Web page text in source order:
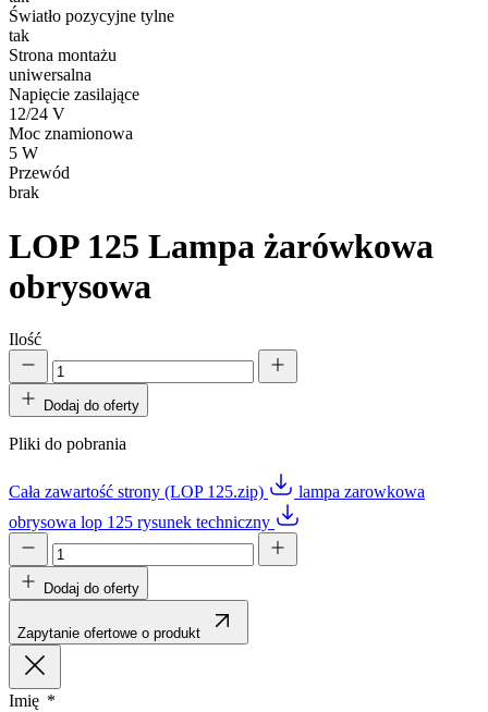
Światło pozycyjne tylne
tak
Strona montażu
uniwersalna
Napięcie zasilające
12/24 V
Moc znamionowa
5 W
Przewód
brak
LOP 125 Lampa żarówkowa
obrysowa
Ilość
Dodaj do oferty
Pliki do pobrania
Cała zawartość strony (LOP 125.zip)
lampa zarowkowa
obrysowa lop 125 rysunek techniczny
Dodaj do oferty
Zapytanie ofertowe o produkt
Imię